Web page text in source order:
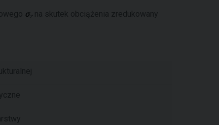
σz na skutek obciążenia zredukowany